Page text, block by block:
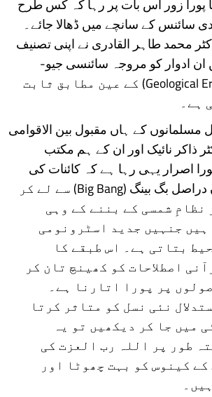
سائنس کے سانچے میں ڈھالا جائے۔
محمد طاہر القادری نے اپنی تصنیف
ان ادوار کو مروجہ سائنسی جیو-
لوجیکل مراحل (Geological Eras) کے عین مطابق ثابت
ہے۔
کے ہاں مقبول بین الاقوامی
ذاکر نائیک اور ان کے ہم مکتب
اصرار یہی رہا ہے کہ کائنات کی
تخلیق کے یہ چھ دن دراصل بگ بینگ (Big Bang) سے لے کر
نظامِ شمسی کے بننے کے وہی
جنہیں جدید اسٹرونومی
بتاتی ہے۔ اس طبقے کا
اصطلاحات کو کھینچ تان کر
پر پورا اتارنا ہے۔
نئی نسل کو متاثر کرتا
میں جا کر دیکھیں تو یہ
طور پر اللہ رب العزت کی
کے کینوس کو بہت چھوٹا اور